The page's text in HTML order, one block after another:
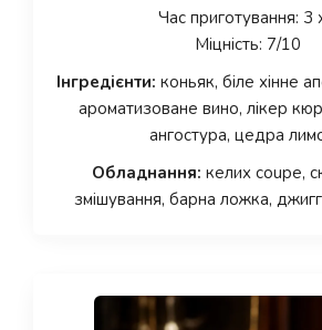
Час приготування: 3
Міцність: 7/10
Інгредієнти: коньяк, біле хінне
ароматизоване вино, лікер
ангостура, цедра
Обладнання: келих coupe,
змішування, барна ложка,